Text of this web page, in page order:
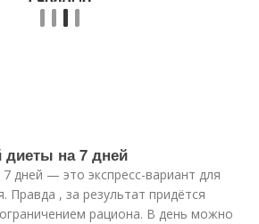
на 7 дней
дней — это экспресс-вариант для
Правда , за результат придётся
рациона. В день можно